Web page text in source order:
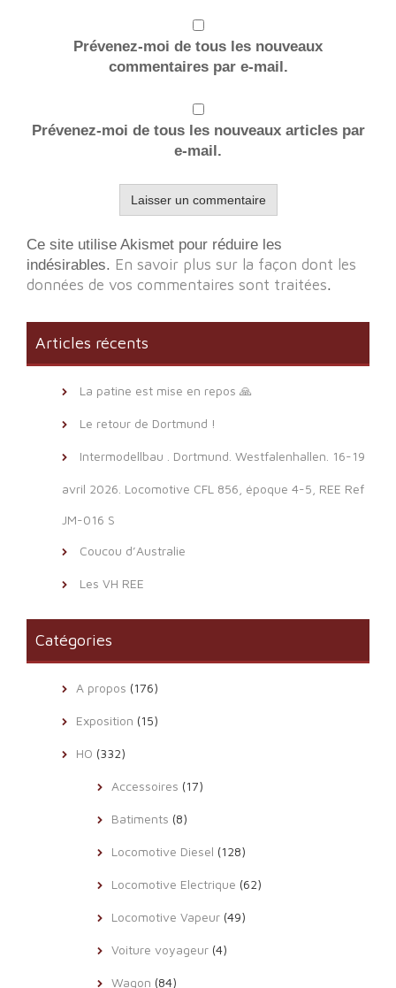
Prévenez-moi de tous les nouveaux
commentaires par e-mail.
Prévenez-moi de tous les nouveaux articles par
e-mail.
Ce site utilise Akismet pour réduire les
indésirables. En savoir plus sur la façon dont les
données de vos commentaires sont traitées.
Articles récents
La patine est mise en repos 🙏
Le retour de Dortmund !
Intermodellbau . Dortmund. Westfalenhallen. 16-19
avril 2026. Locomotive CFL 856, époque 4-5, REE Ref
JM-016 S
Coucou d’Australie
Les VH REE
Catégories
A propos (176)
Exposition (15)
HO (332)
Accessoires (17)
Batiments (8)
Locomotive Diesel (128)
Locomotive Electrique (62)
Locomotive Vapeur (49)
Voiture voyageur (4)
Wagon (84)